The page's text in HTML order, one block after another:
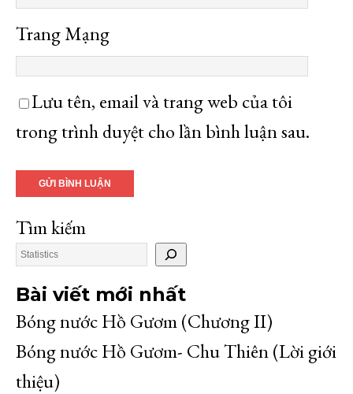
Trang Mạng
Lưu tên, email và trang web của tôi
trong trình duyệt cho lần bình luận sau.
Tìm kiếm
Bài viết mới nhất
Bóng nước Hồ Gươm (Chương II)
Bóng nước Hồ Gươm- Chu Thiên (Lời giới
thiệu)